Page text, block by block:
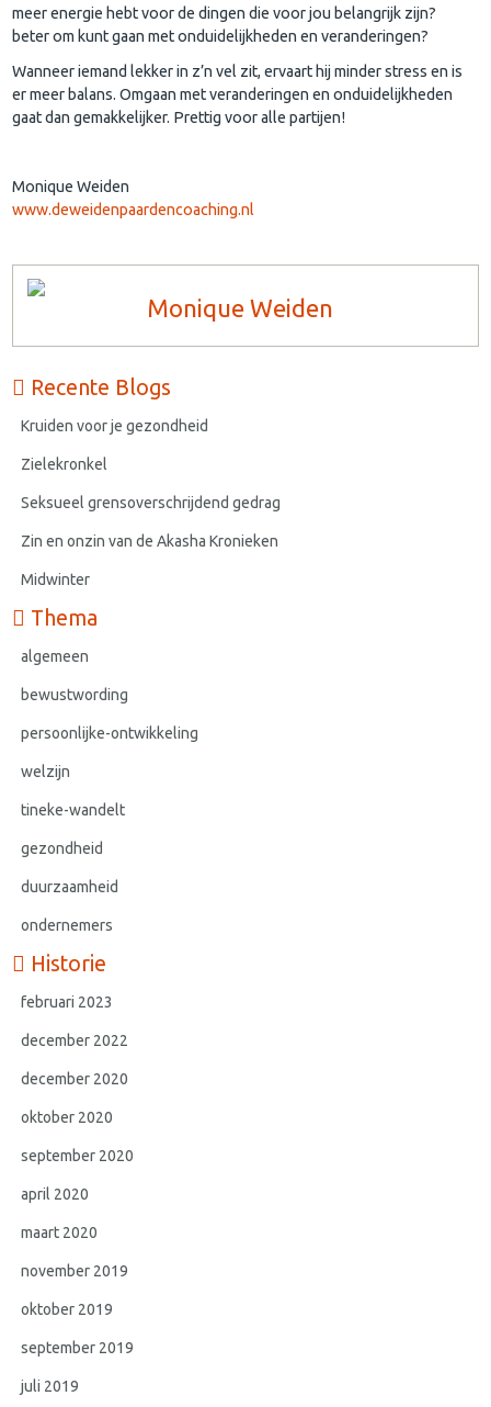
meer energie hebt voor de dingen die voor jou belangrijk zijn?
beter om kunt gaan met onduidelijkheden en veranderingen?
Wanneer iemand lekker in z’n vel zit, ervaart hij minder stress en is
er meer balans. Omgaan met veranderingen en onduidelijkheden
gaat dan gemakkelijker. Prettig voor alle partijen!
Monique Weiden
www.deweidenpaardencoaching.nl
Monique Weiden
Recente Blogs
Kruiden voor je gezondheid
Zielekronkel
Seksueel grensoverschrijdend gedrag
Zin en onzin van de Akasha Kronieken
Midwinter
Thema
algemeen
bewustwording
persoonlijke-ontwikkeling
welzijn
tineke-wandelt
gezondheid
duurzaamheid
ondernemers
Historie
februari 2023
december 2022
december 2020
oktober 2020
september 2020
april 2020
maart 2020
november 2019
oktober 2019
september 2019
juli 2019